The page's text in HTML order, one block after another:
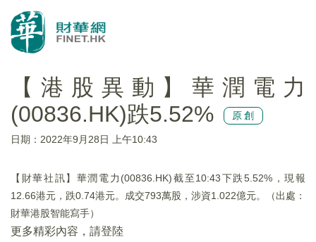
【港股異動】華潤電力
(00836.HK)跌5.52%
原創
日期：2022年9月28日 上午10:43
【財華社訊】華潤電力(00836.HK)截至10:43下跌5.52%，現報
12.66港元，跌0.74港元。成交793萬股，涉資1.022億元。（出處：
財華港股智能寫手）
更多精彩內容，請登陸